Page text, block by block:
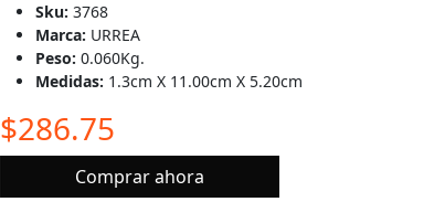
Sku: 3768
Marca: URREA
Peso: 0.060Kg.
Medidas: 1.3cm X 11.00cm X 5.20cm
$286.75
Comprar ahora